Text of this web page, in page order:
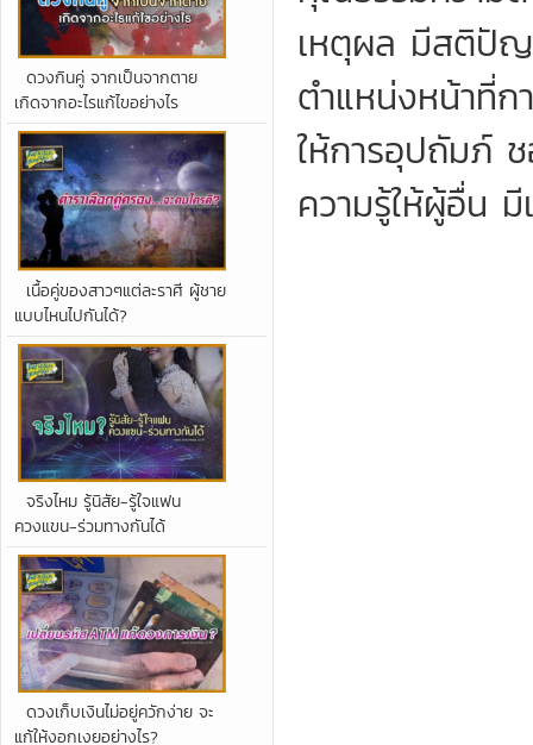
​ดวงกินคู่ จากเป็นจากตาย
เกิดจากอะไรแก้ไขอย่างไร
เนื้อคู่ของสาวๆแต่ละราศี ผู้ชาย
แบบไหนไปกันได้?
จริงไหม รู้นิสัย-รู้ใจแฟน
ควงแขน-ร่วมทางกันได้
ดวงเก็บเงินไม่อยู่ควักง่าย จะ
แก้ให้งอกเงยอย่างไร?
เหตุผล มีสติปัญ
ตำแหน่งหน้าที่ก
ให้การอุปถัมภ์
ความรู้ให้ผู้อื่น